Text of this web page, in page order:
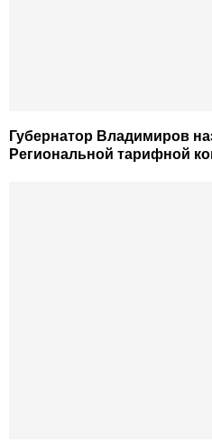
Губернатор Владимиров
Региональной тарифной